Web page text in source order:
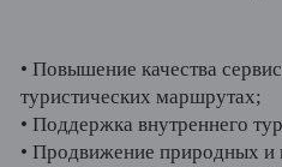
• Повышение качества
туристических маршрутах;
• Поддержка внутреннего
• Продвижение природных и